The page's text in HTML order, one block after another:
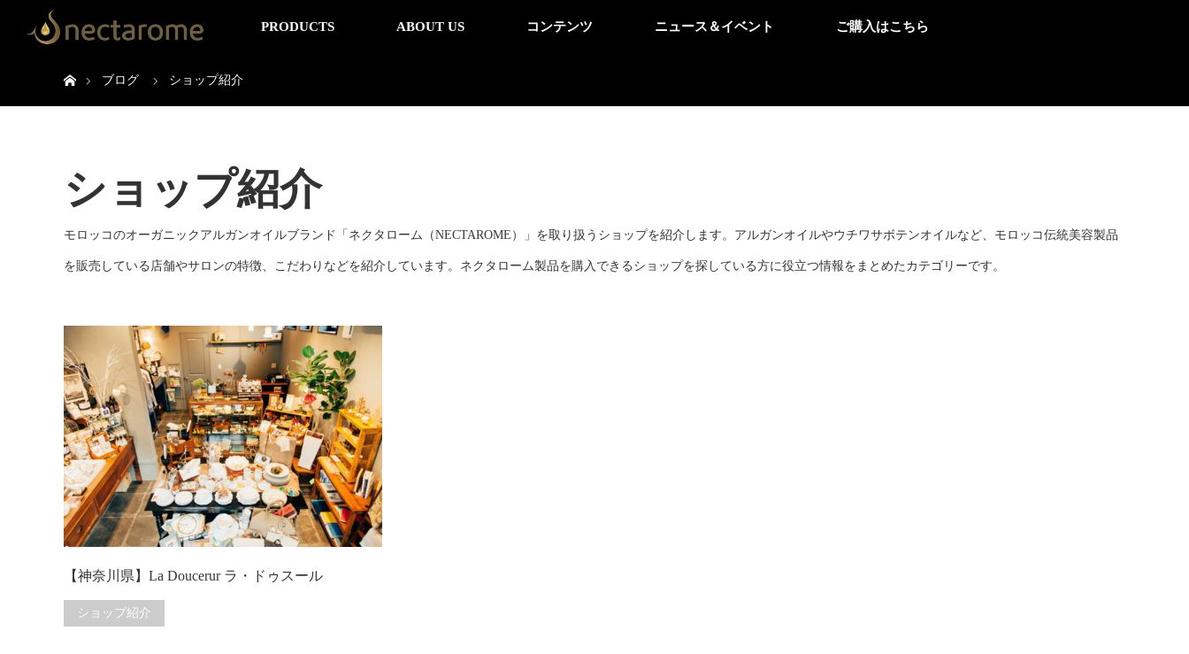
PRODUCTS ABOUT US コンテンツ ニュース＆イベント ご購入はこちら
ブログ
ショップ紹介
ショップ紹介
モロッコのオーガニックアルガンオイルブランド「ネクタローム（NECTAROME）」を取り扱うショップを紹介します。アルガンオイルやウチワサボテンオイルなど、モロッコ伝統美容製品
を販売している店舗やサロンの特徴、こだわりなどを紹介しています。ネクタローム製品を購入できるショップを探している方に役立つ情報をまとめたカテゴリーです。
【神奈川県】La Doucerur ラ・ドゥスール
ショップ紹介